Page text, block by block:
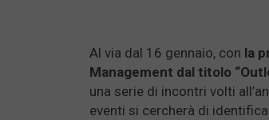
Al via dal 16 gennaio, con la
Management dal titolo
una serie di incontri volti
eventi si cercherà di